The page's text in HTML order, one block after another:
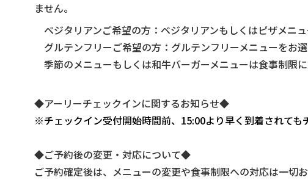
ません。
ベジタリアンご希望の方：ベジタリアンもしくはピザメニュ
グルテンフリーご希望の方：グルテンフリーメニューをお選
季節のメニューもしくは和牛バーガーメニューは食事制限に
◆アーリーチェックインに関するお知らせ◆
※チェックイン受付開始時間前、15:00より早く到着されても
◆ご予約後の変更・対応について◆
ご予約確定後は、メニューの変更や食事制限への対応は一切